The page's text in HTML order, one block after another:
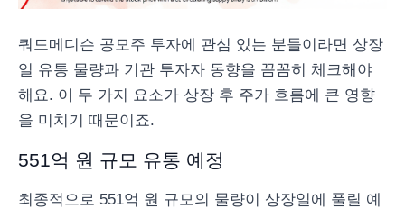
쿼드메디슨 공모주 투자에 관심 있는 분들이라면 상장
일 유통 물량과 기관 투자자 동향을 꼼꼼히 체크해야
해요. 이 두 가지 요소가 상장 후 주가 흐름에 큰 영향
을 미치기 때문이죠.
551억 원 규모 유통 예정
최종적으로 551억 원 규모의 물량이 상장일에 풀릴 예